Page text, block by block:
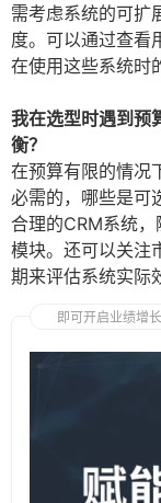
需考虑系统的可扩
度。可以通过查看
在使用这些系统时
我在选型时遇到预
衡？
在预算有限的情况
必需的，哪些是可
合理的CRM系统
模块。还可以关注
期来评估系统实际
即可开启业绩增长